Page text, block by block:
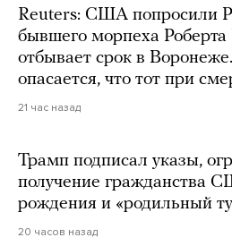
Reuters: США попросили
бывшего морпеха
отбывает срок в
опасается, что тот при
21 час назад
Трамп подписал указы,
получение гражданства
рождения и «родильный
20 часов назад